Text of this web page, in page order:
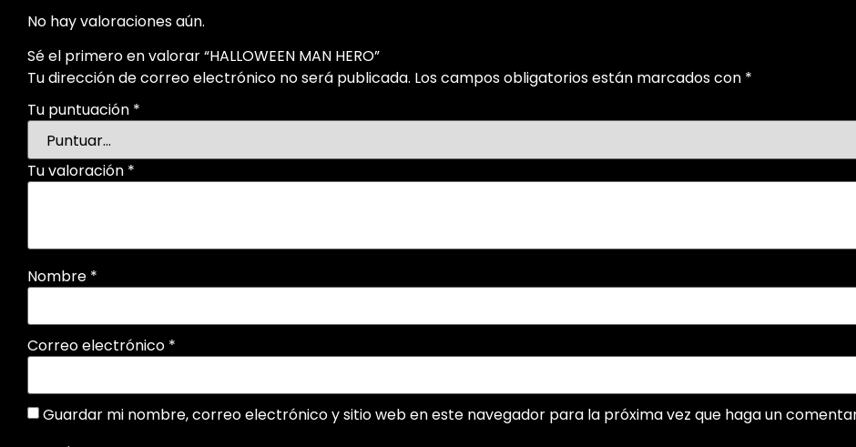
No hay valoraciones aún.
Sé el primero en valorar “HALLOWEEN MAN HERO”
Tu dirección de correo electrónico no será publicada. Los campos obligatorios están marcados con *
Tu puntuación *
Tu valoración *
Nombre *
Correo electrónico *
Guardar mi nombre, correo electrónico y sitio web en este navegador para la próxima vez que haga un